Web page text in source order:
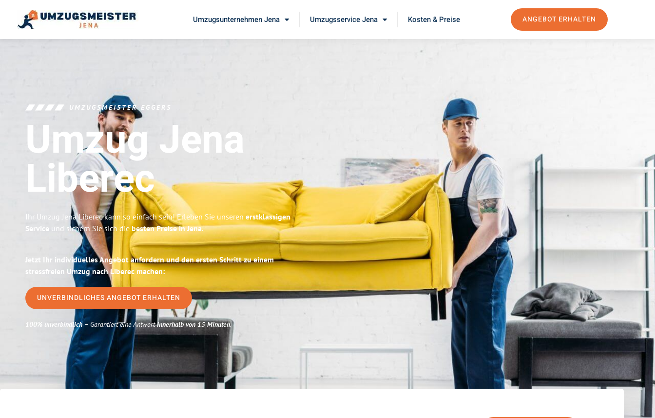
Umzugsunternehmen Jena Umzugsservice Jena Kosten & Preise ANGEBOT ERHALTEN
UMZUGSMEISTER EGGERS
Umzug Jena
Liberec
Ihr Umzug Jena Liberec kann so einfach sein! Erleben Sie unseren erstklassigen
Service und sichern Sie sich die besten Preise in Jena.
Jetzt Ihr individuelles Angebot anfordern und den ersten Schritt zu einem
stressfreien Umzug nach Liberec machen:
UNVERBINDLICHES ANGEBOT ERHALTEN
100% unverbindlich– Garantiert eine Antwortinnerhalb von 15 Minuten.